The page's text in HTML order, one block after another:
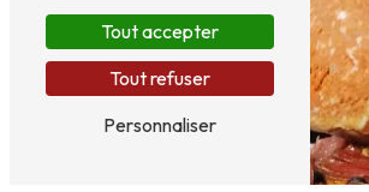
Tout accepter
Tout refuser
Personnaliser